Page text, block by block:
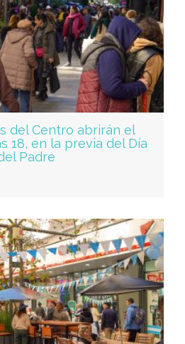
del Centro abrirán el
18, en la previa del Día
Padre